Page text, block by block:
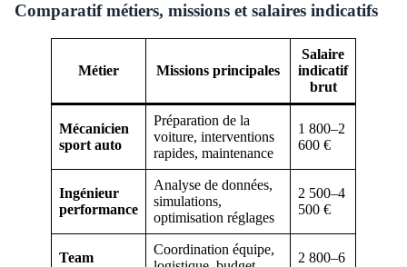
Comparatif métiers, missions et salaires indicatifs
Métier Missions principales
Salaire
indicatif
brut
Mécanicien
sport auto
Préparation de la
voiture, interventions
rapides, maintenance
1 800–2
600 €
Ingénieur
performance
Analyse de données,
simulations,
optimisation réglages
2 500–4
500 €
Team
Coordination équipe,
2 800–6